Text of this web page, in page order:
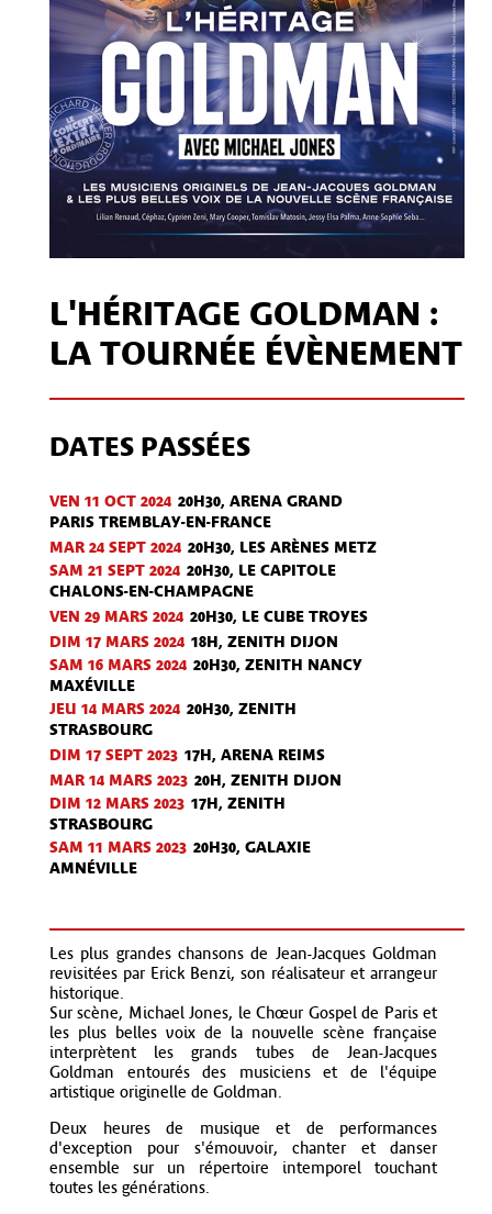
L'HÉRITAGE GOLDMAN :
LA TOURNÉE ÉVÈNEMENT
DATES PASSÉES
VEN 11 OCT 2024 20H30, ARENA GRAND
PARIS TREMBLAY-EN-FRANCE
MAR 24 SEPT 2024 20H30, LES ARÈNES METZ
SAM 21 SEPT 2024 20H30, LE CAPITOLE
CHALONS-EN-CHAMPAGNE
VEN 29 MARS 2024 20H30, LE CUBE TROYES
DIM 17 MARS 2024 18H, ZENITH DIJON
SAM 16 MARS 2024 20H30, ZENITH NANCY
MAXÉVILLE
JEU 14 MARS 2024 20H30, ZENITH
STRASBOURG
DIM 17 SEPT 2023 17H, ARENA REIMS
MAR 14 MARS 2023 20H, ZENITH DIJON
DIM 12 MARS 2023 17H, ZENITH
STRASBOURG
SAM 11 MARS 2023 20H30, GALAXIE
AMNÉVILLE
Les plus grandes chansons de Jean-Jacques Goldman
revisitées par Erick Benzi, son réalisateur et arrangeur
historique.
Sur scène, Michael Jones, le Chœur Gospel de Paris et
les plus belles voix de la nouvelle scène française
interprètent les grands tubes de Jean-Jacques
Goldman entourés des musiciens et de l'équipe
artistique originelle de Goldman.
Deux heures de musique et de performances
d'exception pour s'émouvoir, chanter et danser
ensemble sur un répertoire intemporel touchant
toutes les générations.